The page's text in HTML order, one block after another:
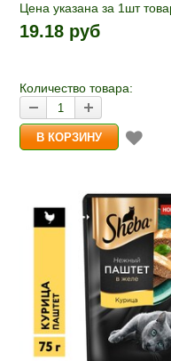
Цена указана за 1шт
1шт прибавляется
и «-». Выберите нужное
19.18 руб
Количество товара: